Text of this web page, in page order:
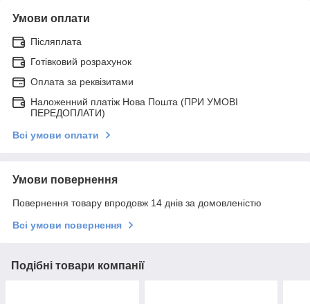
Умови оплати
Післяплата
Готівковий розрахунок
Оплата за реквізитами
Наложенний платіж Нова Пошта (ПРИ УМОВІ
ПЕРЕДОПЛАТИ)
Всі умови оплати
Умови повернення
Повернення товару впродовж 14 днів за домовленістю
Всі умови повернення
Подібні товари компанії